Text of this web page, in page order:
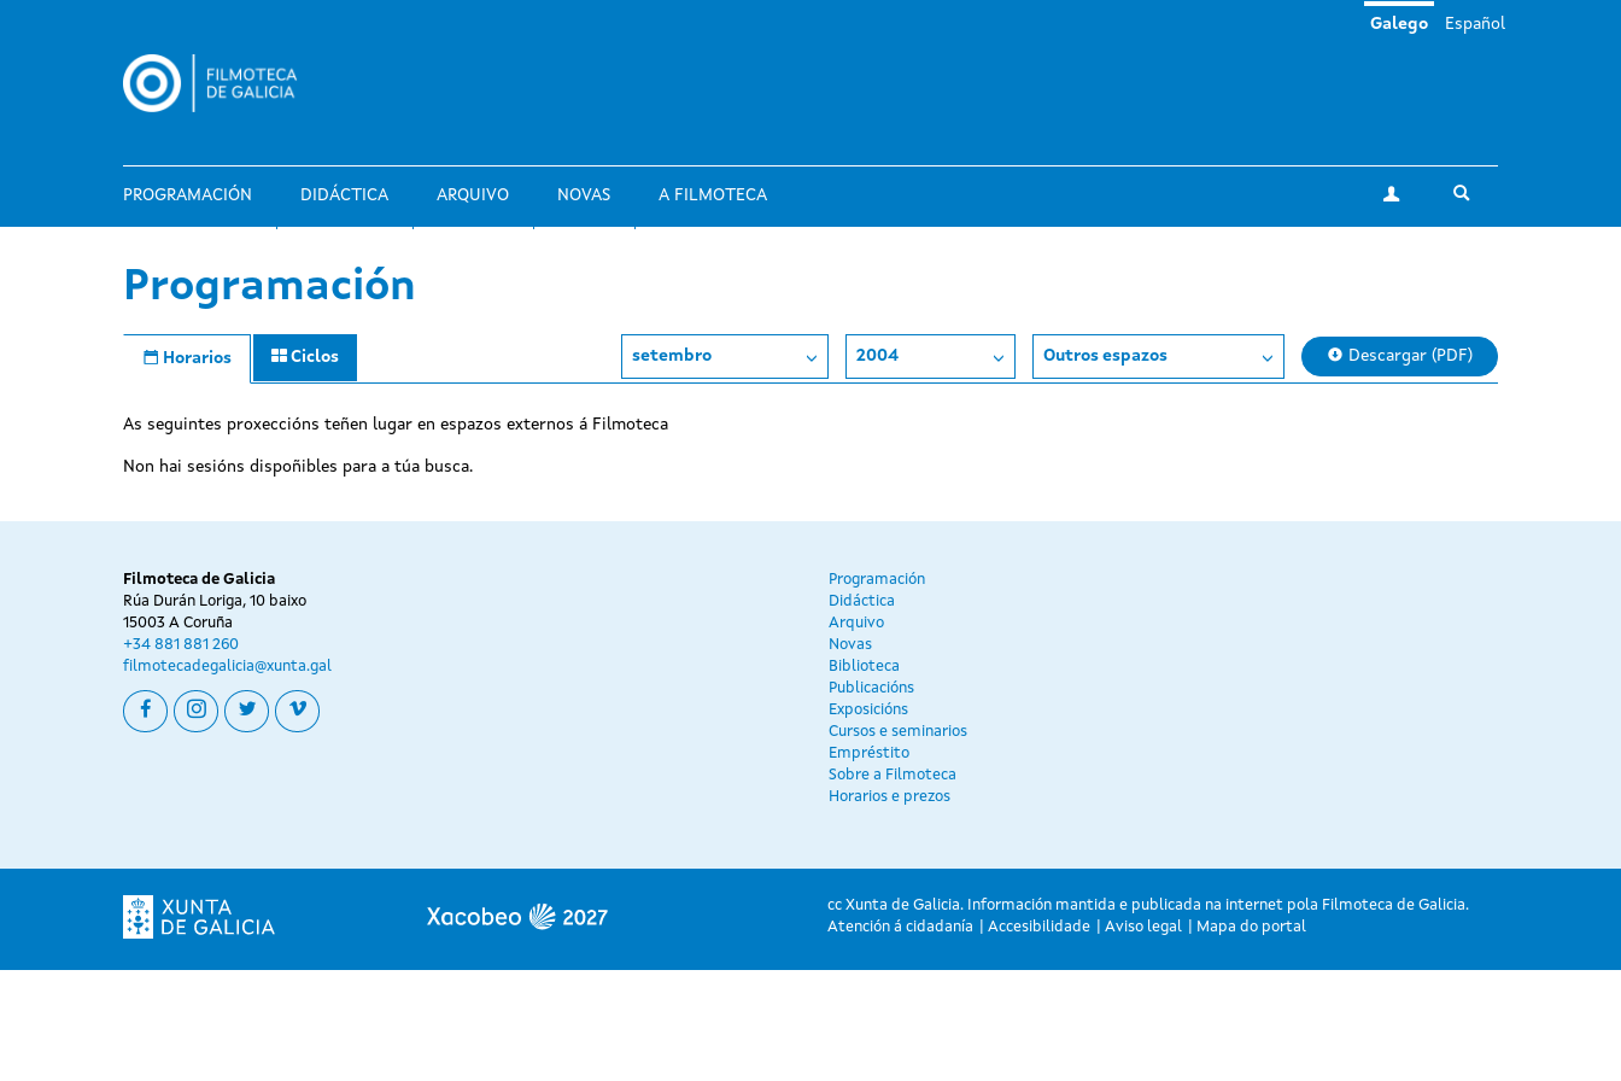
PROGRAMACIÓN DIDÁCTICA ARQUIVO NOVAS A FILMOTECA A miña conta
Galego Español
Programación
Horarios Ciclos setembro 2004 Outros espazos Descargar (PDF)
As seguintes proxeccións teñen lugar en espazos externos á Filmoteca
Non hai sesións dispoñibles para a túa busca.
Filmoteca de Galicia
Rúa Durán Loriga, 10 baixo
15003 A Coruña
+34 881 881 260
filmotecadegalicia@xunta.gal
facebookinstagram
twittervimeo
Programación
Didáctica
Arquivo
Novas
Biblioteca
Publicacións
Exposicións
Cursos e seminarios
Empréstito
Sobre a Filmoteca
Horarios e prezos
cc Xunta de Galicia. Información mantida e publicada na internet pola Filmoteca de Galicia.
Atención á cidadanía
Accesibilidade Aviso legal Mapa do portal